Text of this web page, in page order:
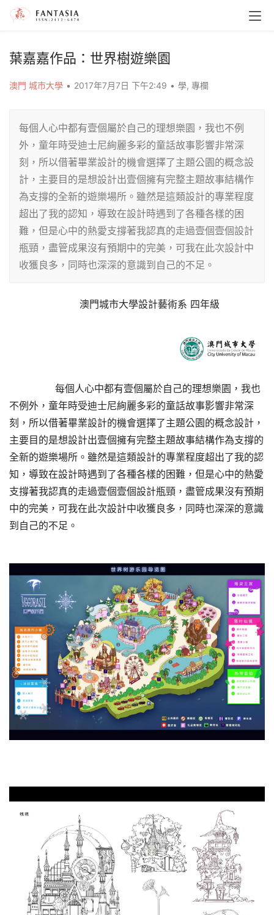
葉嘉嘉作品：世界樹遊樂園
澳門 城市大學 • 2017年7月7日 下午2:49 • 學, 專欄
每個人心中都有壹個屬於自己的理想樂園，我也不例
外，童年時受迪士尼絢麗多彩的童話故事影響非常深
刻，所以借著畢業設計的機會選擇了主題公園的概念設
計，主要目的是想設計出壹個擁有完整主題故事結構作
為支撐的全新的遊樂場所。雖然是這類設計的專業程度
超出了我的認知，導致在設計時遇到了各種各樣的困
難，但是心中的熱愛支撐著我認真的走過壹個壹個設計
瓶頸，盡管成果沒有預期中的完美，可我在此次設計中
收獲良多，同時也深深的意識到自己的不足。
澳門城市大學設計藝術系 四年級
每個人心中都有壹個屬於自己的理想樂園，我也
不例外，童年時受迪士尼絢麗多彩的童話故事影響非常深
刻，所以借著畢業設計的機會選擇了主題公園的概念設計，
主要目的是想設計出壹個擁有完整主題故事結構作為支撐的
全新的遊樂場所。雖然是這類設計的專業程度超出了我的認
知，導致在設計時遇到了各種各樣的困難，但是心中的熱愛
支撐著我認真的走過壹個壹個設計瓶頸，盡管成果沒有預期
中的完美，可我在此次設計中收獲良多，同時也深深的意識
到自己的不足。